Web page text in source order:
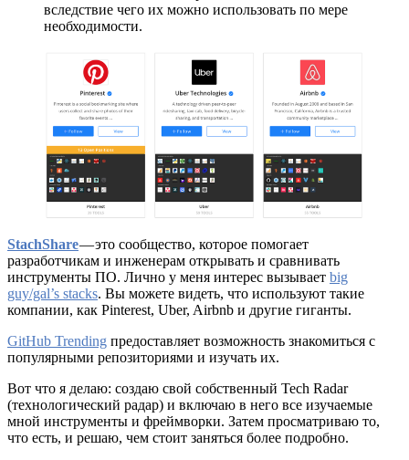
вследствие чего их можно использовать по мере
необходимости.
StachShare— это сообщество, которое помогает
разработчикам и инженерам открывать и сравнивать
инструменты ПО. Лично у меня интерес вызывает big
guy/gal’s stacks. Вы можете видеть, что используют такие
компании, как Pinterest, Uber, Airbnb и другие гиганты.
GitHub Trending предоставляет возможность знакомиться с
популярными репозиториями и изучать их.
Вот что я делаю: создаю свой собственный Tech Radar
(технологический радар) и включаю в него все изучаемые
мной инструменты и фреймворки. Затем просматриваю то,
что есть, и решаю, чем стоит заняться более подробно.